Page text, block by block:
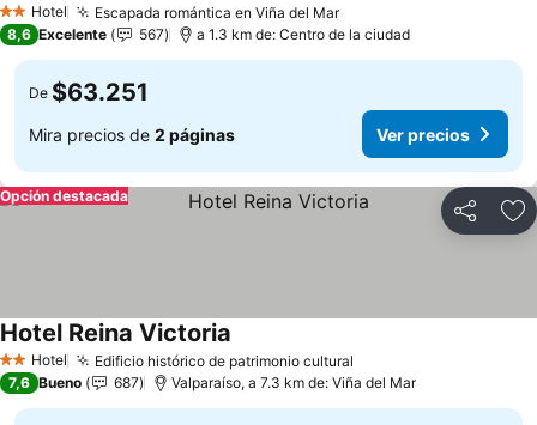
2 Estrellas
Hotel Escapada romántica en Viña del Mar
8,6 Excelente 567 a 1.3 km de: Centro de la ciudad
De $63.251
Mira precios de 2 páginas Ver precios
Compartir
Opción destacada
2 Estrellas
Hotel Edificio histórico de patrimonio cultural
Hotel Reina Victoria
7,6 Bueno 687 Valparaíso, a 7.3 km de: Viña del Mar